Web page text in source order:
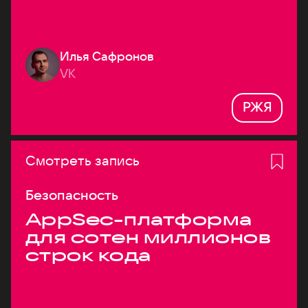
Илья Сафронов
VK
РЖЯ
Смотреть запись
Безопасность
AppSec-платформа
для сотен миллионов
строк кода